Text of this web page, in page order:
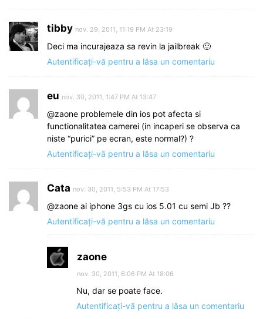
tibby nov. 29, 2011, 11:19 PM At 23:19
Deci ma incurajeaza sa revin la jailbreak 🙂
Autentificați-vă pentru a lăsa un comentariu
eu nov. 30, 2011, 1:47 PM At 13:47
@zaone problemele din ios pot afecta si
functionalitatea camerei (in incaperi se observa ca
niste “purici” pe ecran, este normal?) ?
Autentificați-vă pentru a lăsa un comentariu
Cata nov. 30, 2011, 5:53 PM At 17:53
@zaone ai iphone 3gs cu ios 5.01 cu semi Jb ??
Autentificați-vă pentru a lăsa un comentariu
zaone
nov. 30, 2011, 6:06 PM At 18:06
Nu, dar se poate face.
Autentificați-vă pentru a lăsa un comentariu